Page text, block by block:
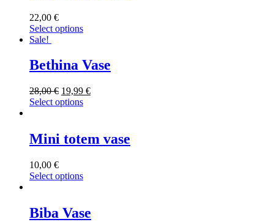
22,00 €
Select options
Sale!
Bethina Vase
28,00€ 19,99 €
Select options
Mini totem vase
10,00 €
Select options
Biba Vase